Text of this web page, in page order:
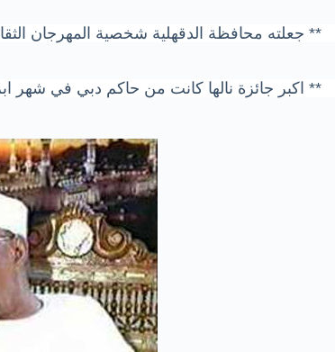
** جعلته محافظة الدقهلية شخصية المهرجان الثقافي
** اكبر جائزة نالها كانت من حاكم دبي في شهر ابريل